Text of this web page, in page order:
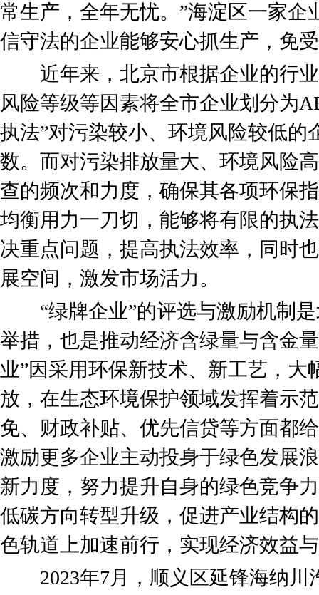
常生产，全年无忧。”海淀区一家企
信守法的企业能够安心抓生产，免
近年来，北京市根据企业的行业
风险等级等因素将全市企业划分为
执法”对污染较小、环境风险较低的
数。而对污染排放量大、环境风险
查的频次和力度，确保其各项环保
均衡用力一刀切，能够将有限的执
决重点问题，提高执法效率，同时
展空间，激发市场活力。
“绿牌企业”的评选与激励机制是
举措，也是推动经济含绿量与含金
业”因采用环保新技术、新工艺，大
放，在生态环境保护领域发挥着示
免、财政补贴、优先信贷等方面都
激励更多企业主动投身于绿色发展
新力度，努力提升自身的绿色竞争
低碳方向转型升级，促进产业结构
色轨道上加速前行，实现经济效益
2023年7月，顺义区延锋海纳川